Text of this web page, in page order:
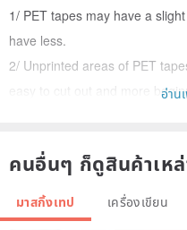
1/ PET tapes may have a
have less.
2/ Unprinted areas of PET
easy to cut out and more
through compared to washi
4/ PET tapes offer some
not waterproof.
อ่าน
คนอื่นๆ ก็ดูสินค้าเห
มาสกิ้งเทป เครื่องเขียน